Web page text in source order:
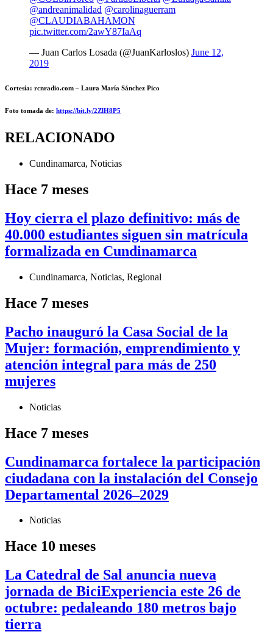
@andreanimalidad @carolinaguerram
@CLAUDIABAHAMON
pic.twitter.com/2awY87IaAq
— Juan Carlos Losada (@JuanKarloslos) June 12,
2019
Cortesía: rcnradio.com – Laura María Sánchez Pico
Foto tomada de: https://bit.ly/2ZlH8P5
RELACIONADO
Cundinamarca, Noticias
Hace 7 meses
Hoy cierra el plazo definitivo: más de
40.000 estudiantes siguen sin matrícula
formalizada en Cundinamarca
Cundinamarca, Noticias, Regional
Hace 7 meses
Pacho inauguró la Casa Social de la
Mujer: formación, emprendimiento y
atención integral para más de 250
mujeres
Noticias
Hace 7 meses
Cundinamarca fortalece la participación
ciudadana con la instalación del Consejo
Departamental 2026–2029
Noticias
Hace 10 meses
La Catedral de Sal anuncia nueva
jornada de BiciExperiencia este 26 de
octubre: pedaleando 180 metros bajo
tierra